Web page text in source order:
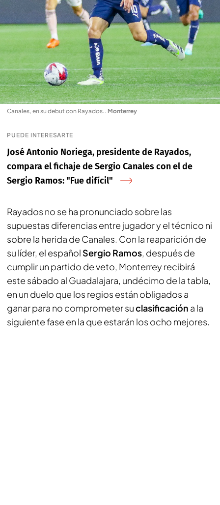
Canales, en su debut con Rayados.. Monterrey
PUEDE INTERESARTE
José Antonio Noriega, presidente de Rayados,
compara el fichaje de Sergio Canales con el de
Sergio Ramos: "Fue difícil"
Rayados no se ha pronunciado sobre las
supuestas diferencias entre jugador y el técnico ni
sobre la herida de Canales. Con la reaparición de
su líder, el español Sergio Ramos, después de
cumplir un partido de veto, Monterrey recibirá
este sábado al Guadalajara, undécimo de la tabla,
en un duelo que los regios están obligados a
ganar para no comprometer suclasificación a la
siguiente fase en la que estarán los ocho mejores.